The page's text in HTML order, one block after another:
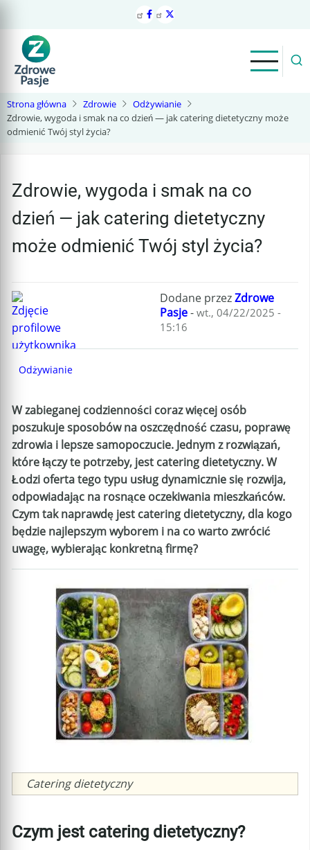
treści
Strona główna Zdrowie
Odżywianie
Zdrowie, wygoda i smak na co dzień — jak catering dietetyczny może
odmienić Twój styl życia?
Zdrowie, wygoda i smak na co
dzień — jak catering dietetyczny
może odmienić Twój styl życia?
Dodane przezZdrowe
Pasje- wt., 04/22/2025 -
15:16
Odżywianie
W zabieganej codzienności coraz więcej osób
poszukuje sposobów na oszczędność czasu, poprawę
zdrowia i lepsze samopoczucie. Jednym z rozwiązań,
które łączy te potrzeby, jest catering dietetyczny. W
Łodzi oferta tego typu usług dynamicznie się rozwija,
odpowiadając na rosnące oczekiwania mieszkańców.
Czym tak naprawdę jest catering dietetyczny, dla kogo
będzie najlepszym wyborem i na co warto zwrócić
uwagę, wybierając konkretną firmę?
Caption
Catering dietetyczny
Czym jest catering dietetyczny?